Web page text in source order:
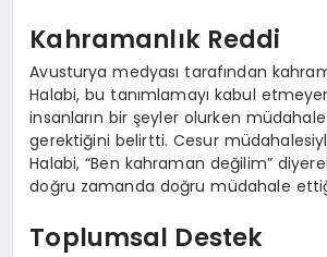
Kahramanlık Reddi
Avusturya medyası tarafından
Halabi, bu tanımlamayı kabul
insanların bir şeyler olurken
gerektiğini belirtti. Cesur
Halabi, “Ben kahraman değilim”
doğru zamanda doğru müdahale
Toplumsal Destek